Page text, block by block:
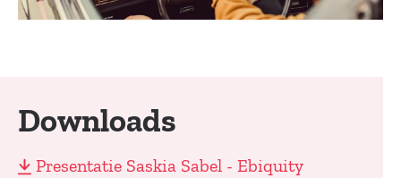
Downloads
Presentatie Saskia Sabel - Ebiquity